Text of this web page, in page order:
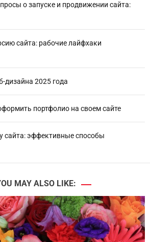
о запуске и продвижении сайта:
сайта: рабочие лайфхаки
дизайна 2025 года
портфолио на своем сайте
сайта: эффективные способы
MAY ALSO LIKE: